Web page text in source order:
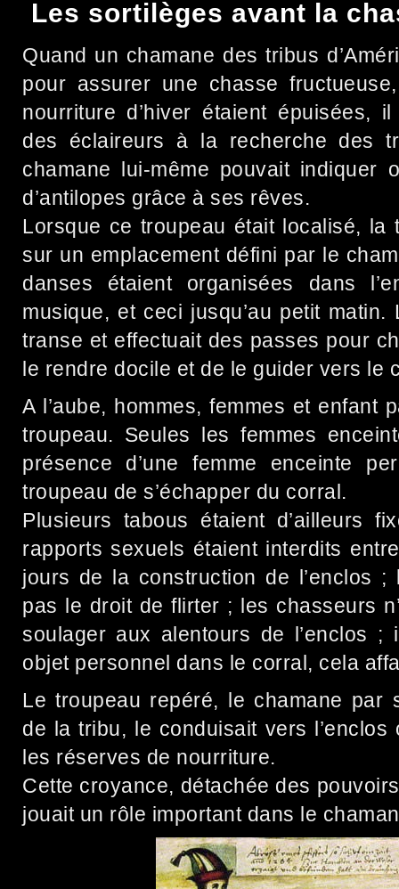
Les sortilèges avant la
Quand un chamane des tribus
pour assurer une chasse
nourriture d’hiver étaient épuisées,
des éclaireurs à la recherche des
chamane lui-même pouvait indiquer
d’antilopes grâce à ses rêves.
Lorsque ce troupeau était localisé, la
sur un emplacement défini par le
danses étaient organisées dans
musique, et ceci jusqu’au petit
transe et effectuait des passes pour
le rendre docile et de le guider vers le
A l’aube, hommes, femmes et enfant
troupeau. Seules les femmes
présence d’une femme enceinte
troupeau de s’échapper du corral.
Plusieurs tabous étaient d’ailleurs
rapports sexuels étaient interdits
jours de la construction de l’enclos ;
pas le droit de flirter ; les chasseurs
soulager aux alentours de l’enclos
objet personnel dans le corral, cela
Le troupeau repéré, le chamane par
de la tribu, le conduisait vers
les réserves de nourriture.
Cette croyance, détachée des
jouait un rôle important dans le